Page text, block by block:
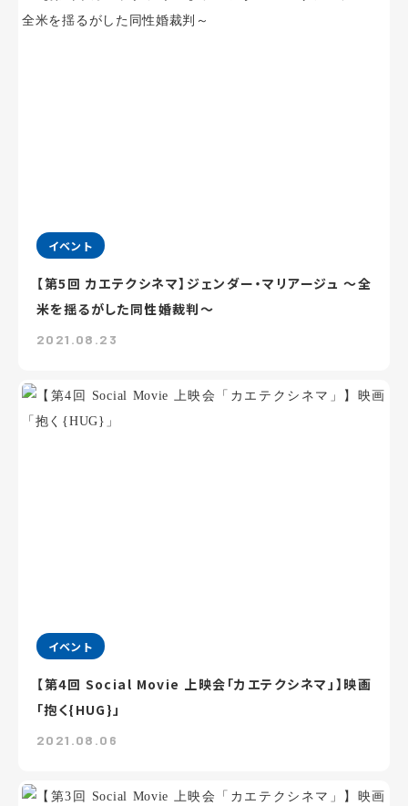
イベント
【第5回 カエテクシネマ】ジェンダー・マリアージュ ～全
米を揺るがした同性婚裁判～
2021.08.23
イベント
【第4回 Social Movie 上映会「カエテクシネマ」】映画
「抱く{HUG}」
2021.08.06